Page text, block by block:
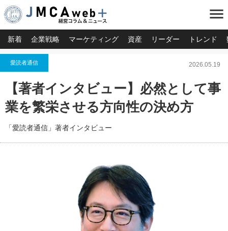
menu
新着 企業戦略 マーケティング 資産 リーダー トレンド
愛読者通信 2026.05.19
【著者インタビュー】必然として事
業を繁栄させる方向性の決め方
「愛読者通信」著者インタビュー